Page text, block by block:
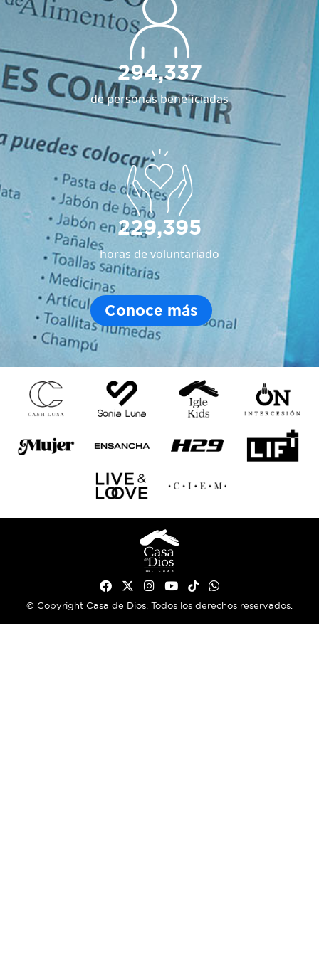
294,337
de personas beneficiadas
229,395
horas de voluntariado
Conoce más
© Copyright Casa de Dios. Todos los derechos reservados.